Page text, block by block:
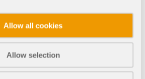
Allow all cookies
Allow selection